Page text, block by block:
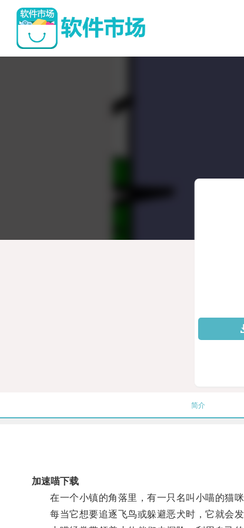
简介
加速喵下载
在一个小镇的角落里，有一只名叫小喵的猫
每当它想要追逐飞鸟或躲避恶犬时，它就会发